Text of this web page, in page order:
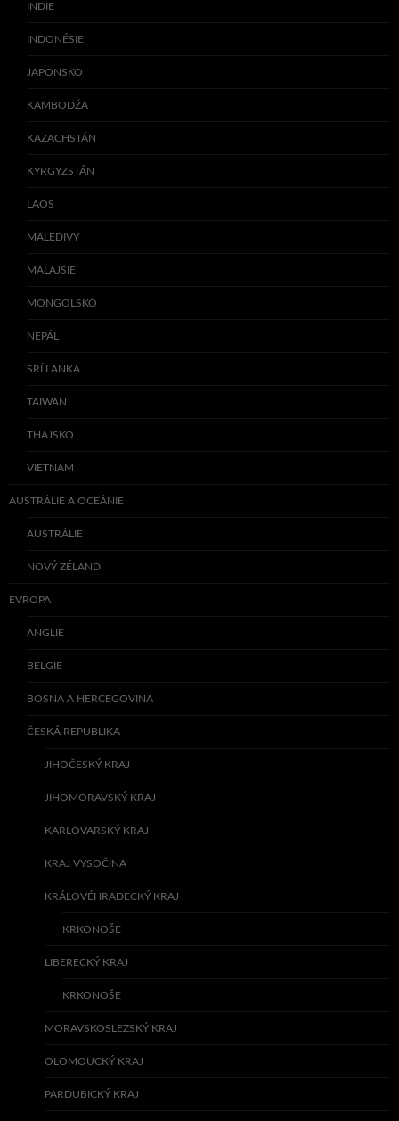
INDIE
INDONÉSIE
JAPONSKO
KAMBODŽA
KAZACHSTÁN
KYRGYZSTÁN
LAOS
MALEDIVY
MALAJSIE
MONGOLSKO
NEPÁL
SRÍ LANKA
TAIWAN
THAJSKO
VIETNAM
AUSTRÁLIE A OCEÁNIE
AUSTRÁLIE
NOVÝ ZÉLAND
EVROPA
ANGLIE
BELGIE
BOSNA A HERCEGOVINA
ČESKÁ REPUBLIKA
JIHOČESKÝ KRAJ
JIHOMORAVSKÝ KRAJ
KARLOVARSKÝ KRAJ
KRAJ VYSOČINA
KRÁLOVÉHRADECKÝ KRAJ
KRKONOŠE
LIBERECKÝ KRAJ
KRKONOŠE
MORAVSKOSLEZSKÝ KRAJ
OLOMOUCKÝ KRAJ
PARDUBICKÝ KRAJ